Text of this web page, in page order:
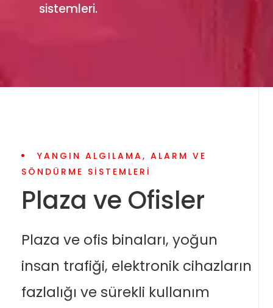
sistemleri.
YANGIN ALGILAMA, ALARM VE
SÖNDÜRME SISTEMLERI
Plaza ve Ofisler
Plaza ve ofis binaları, yoğun
insan trafiği, elektronik cihazların
fazlalığı ve sürekli kullanım